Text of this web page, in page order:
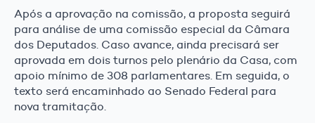
Após a aprovação na comissão, a proposta seguirá
para análise de uma comissão especial da Câmara
dos Deputados. Caso avance, ainda precisará ser
aprovada em dois turnos pelo plenário da Casa, com
apoio mínimo de 308 parlamentares. Em seguida, o
texto será encaminhado ao Senado Federal para
nova tramitação.